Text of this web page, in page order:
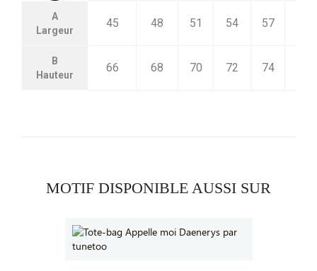
A
Largeur
45 48 51 54 57
B
Hauteur
66 68 70 72 74
MOTIF DISPONIBLE AUSSI SUR